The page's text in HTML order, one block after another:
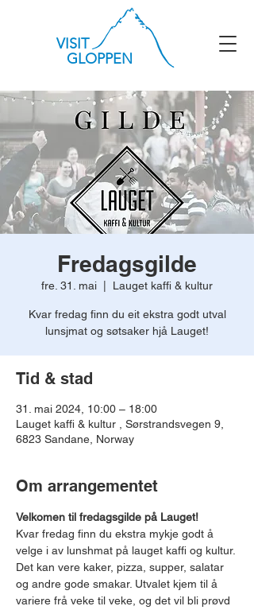
VISIT
GLOPPEN
Fredagsgilde
fre. 31. mai Lauget kaffi & kultur
Kvar fredag finn du eit ekstra godt utval
lunsjmat og søtsaker hjå Lauget!
Tid & stad
31. mai 2024, 10:00 – 18:00
Lauget kaffi & kultur , Sørstrandsvegen 9,
6823 Sandane, Norway
Om arrangementet
Velkomen til fredagsgilde på Lauget!
Kvar fredag finn du ekstra mykje godt å
velge i av lunshmat på lauget kaffi og kultur.
Det kan vere kaker, pizza, supper, salatar
og andre gode smakar. Utvalet kjem til å
variere frå veke til veke, og det vil bli prøvd